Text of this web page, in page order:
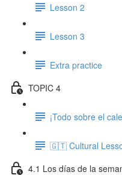
Lesson 2
Lesson 3
Extra practice
TOPIC 4
¡Todo sobre el
🇬🇹 Cultural
4.1 Los días de la